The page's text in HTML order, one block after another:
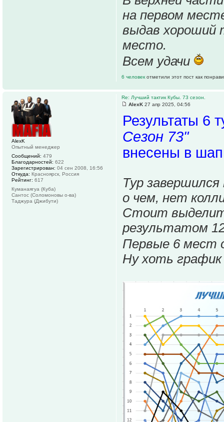
на первом
выдав хороший
место.
Всем удачи
6 человек отметили этот пост как
Re: Лучший тактик Кубы. 73 сезон.
AlexK 27 апр 2025, 04:56
Результаты 6
Сезон 73"
внесены в
Тур
о чем, нет
Стоит
результатом
Первые 6 мест
Ну хоть
AlexK
Опытный менеджер
Сообщений: 479
Благодарностей: 622
Зарегистрирован: 04 сен 2008, 16:56
Откуда: Красноярск, Россия
Рейтинг: 617
Куманаягуа (Куба)
Сантос (Соломоновы о-ва)
Таджура (Джибути)